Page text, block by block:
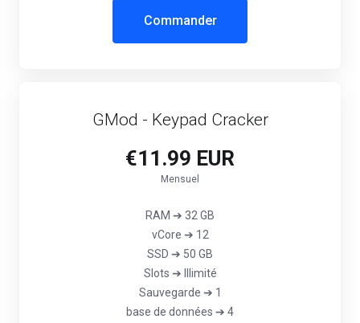
Commander
GMod - Keypad Cracker
€11.99 EUR
Mensuel
RAM ➔ 32 GB
vCore ➔ 12
SSD ➔ 50 GB
Slots ➔ Illimité
Sauvegarde ➔ 1
base de données ➔ 4